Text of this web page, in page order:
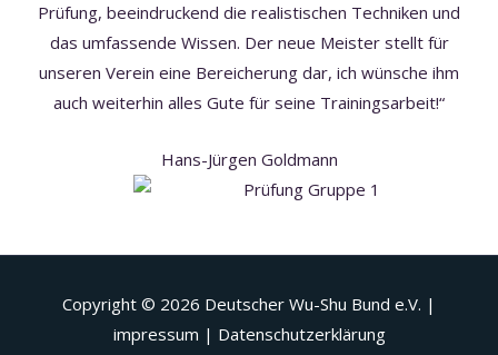
Prüfung, beeindruckend die realistischen Techniken und
das umfassende Wissen. Der neue Meister stellt für
unseren Verein eine Bereicherung dar, ich wünsche ihm
auch weiterhin alles Gute für seine Trainingsarbeit!“
Hans-Jürgen Goldmann
Copyright © 2026 Deutscher Wu-Shu Bund e.V. |
impressum | Datenschutzerklärung